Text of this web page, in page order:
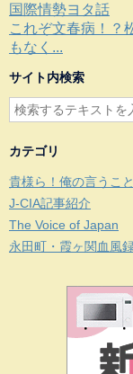
国際情勢ヨタ話
これぞ文春病！？
もなく...
サイト内検索
カテゴリ
貴様ら！俺の言うこ
J-CIA記事紹介
The Voice of Japan
永田町・霞ヶ関血風